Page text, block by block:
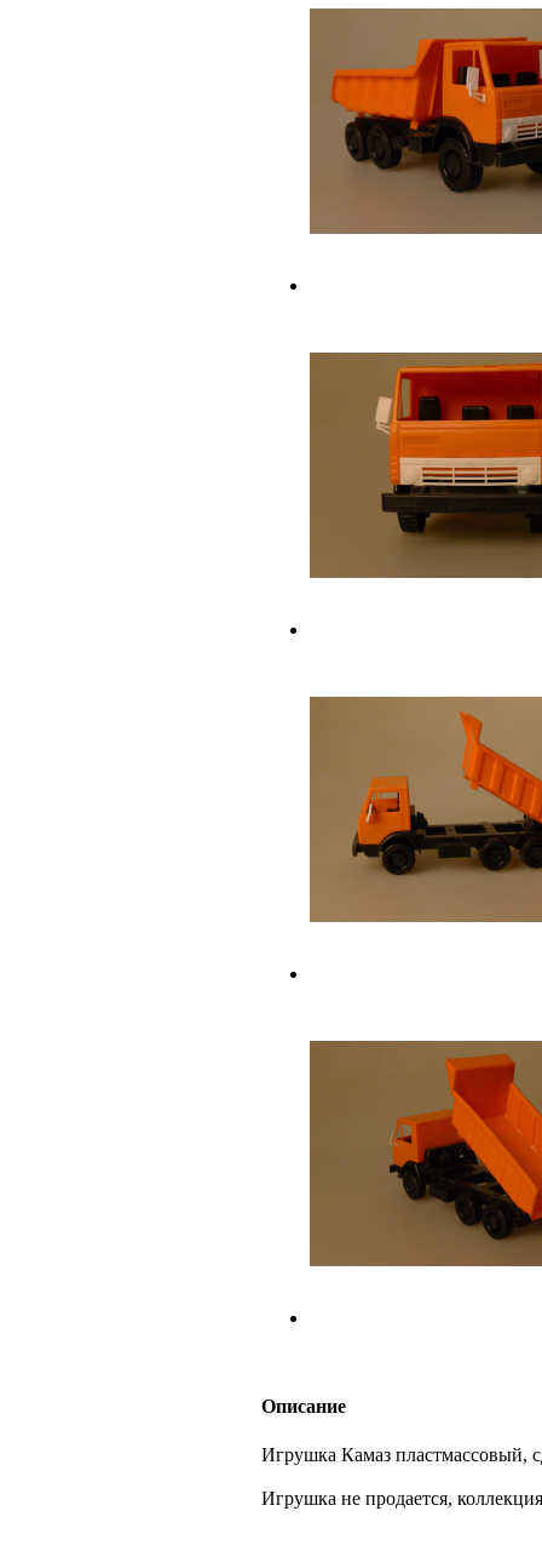
Описание
Игрушка Камаз пластмассовый,
Игрушка не продается,